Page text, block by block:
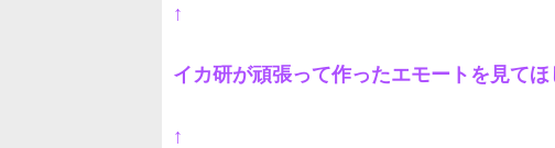
↑
イカ研が頑張って作ったエモートを見てほ
↑